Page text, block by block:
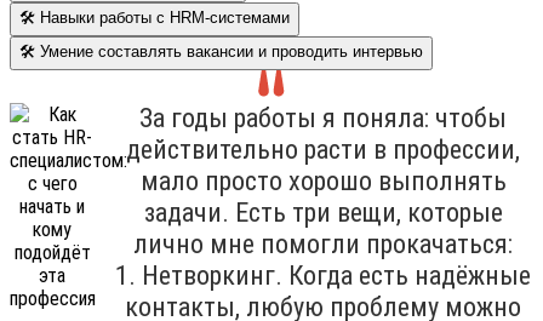
🛠 Навыки работы с HRM-системами
🛠 Умение составлять вакансии и проводить интервью
За годы работы я поняла: чтобы
действительно расти в профессии,
мало просто хорошо выполнять
задачи. Есть три вещи, которые
лично мне помогли прокачаться:
1. Нетворкинг. Когда есть надёжные
контакты, любую проблему можно